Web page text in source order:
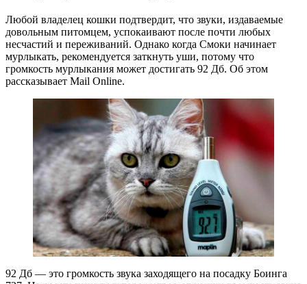
Любой владелец кошки подтвердит, что звуки, издаваемые
довольным питомцем, успокаивают после почти любых
несчастий и переживаний. Однако когда Смоки начинает
мурлыкать, рекомендуется заткнуть уши, потому что
громкость мурлыкания может достигать 92 Дб. Об этом
рассказывает Mail Online.
92 Дб — это громкость звука заходящего на посадку Боинга